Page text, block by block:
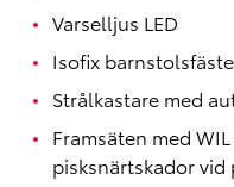
Varselljus LED
Isofix
Strålkastare med
Framsäten med
pisksnärtskador